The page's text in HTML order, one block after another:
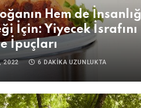
Hem de
İçin: Yiyecek İsrafını
İpuçları
2022 6 DAKIKA UZUNLUKTA